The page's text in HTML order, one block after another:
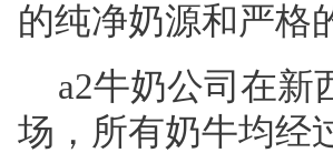
的纯净奶源和严格
a2牛奶公司在新
场，所有奶牛均经